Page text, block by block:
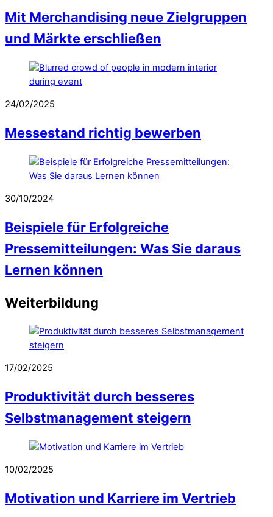
Mit Merchandising neue Zielgruppen
und Märkte erschließen
24/02/2025
Messestand richtig bewerben
30/10/2024
Beispiele für Erfolgreiche
Pressemitteilungen: Was Sie daraus
Lernen können
Weiterbildung
17/02/2025
Produktivität durch besseres
Selbstmanagement steigern
10/02/2025
Motivation und Karriere im Vertrieb